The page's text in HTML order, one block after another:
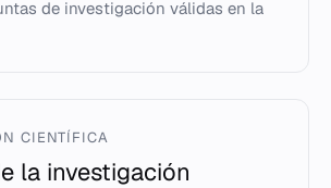
de investigación válidas en la
CIENTÍFICA
la investigación